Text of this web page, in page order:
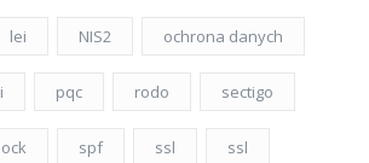
lei NIS2 ochrona danych
pqc rodo sectigo
spf ssl ssl